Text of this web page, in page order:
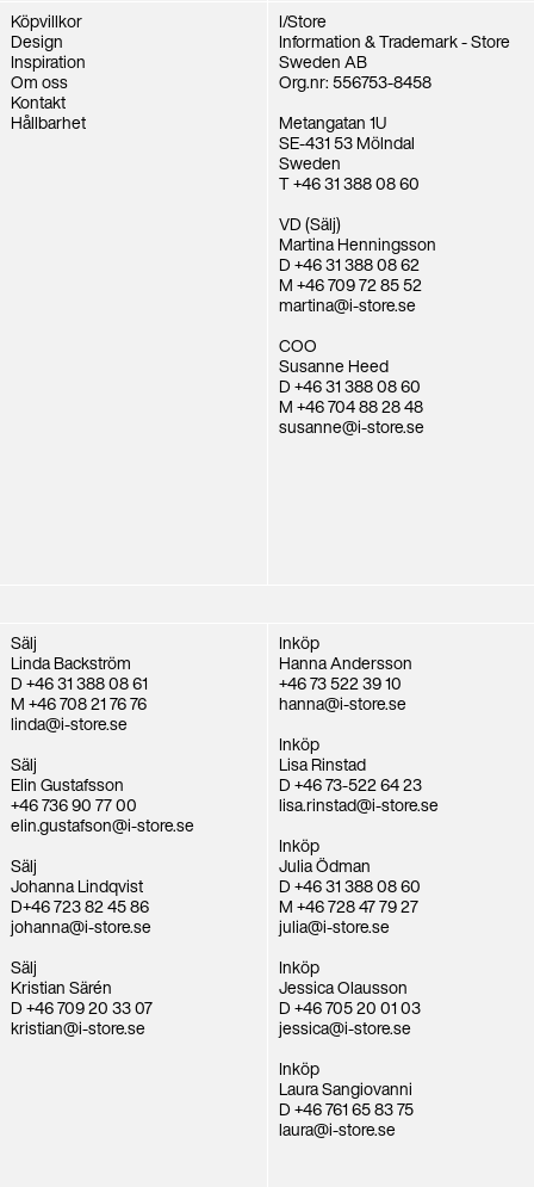
Köpvillkor
Design
Inspiration
Om oss
Kontakt
Hållbarhet
I/Store
Information & Trademark - Store
Sweden AB
Org.nr: 556753-8458
Metangatan 1U
SE-431 53 Mölndal
Sweden
T +46 31 388 08 60
VD (Sälj)
Martina Henningsson
D +46 31 388 08 62
M +46 709 72 85 52
martina@i-store.se
COO
Susanne Heed
D +46 31 388 08 60
M +46 704 88 28 48
susanne@i-store.se
Sälj
Linda Backström
D +46 31 388 08 61
M +46 708 21 76 76
linda@i-store.se
Sälj
Elin Gustafsson
+46 736 90 77 00
elin.gustafson@i-store.se
Sälj
Johanna Lindqvist
D+46 723 82 45 86
johanna@i-store.se
Sälj
Kristian Särén
D +46 709 20 33 07
kristian@i-store.se
Inköp
Hanna Andersson
+46 73 522 39 10
hanna@i-store.se
Inköp
Lisa Rinstad
D +46 73-522 64 23
lisa.rinstad@i-store.se
Inköp
Julia Ödman
D +46 31 388 08 60
M +46 728 47 79 27
julia@i-store.se
Inköp
Jessica Olausson
D +46 705 20 01 03
jessica@i-store.se
Inköp
Laura Sangiovanni
D +46 761 65 83 75
laura@i-store.se